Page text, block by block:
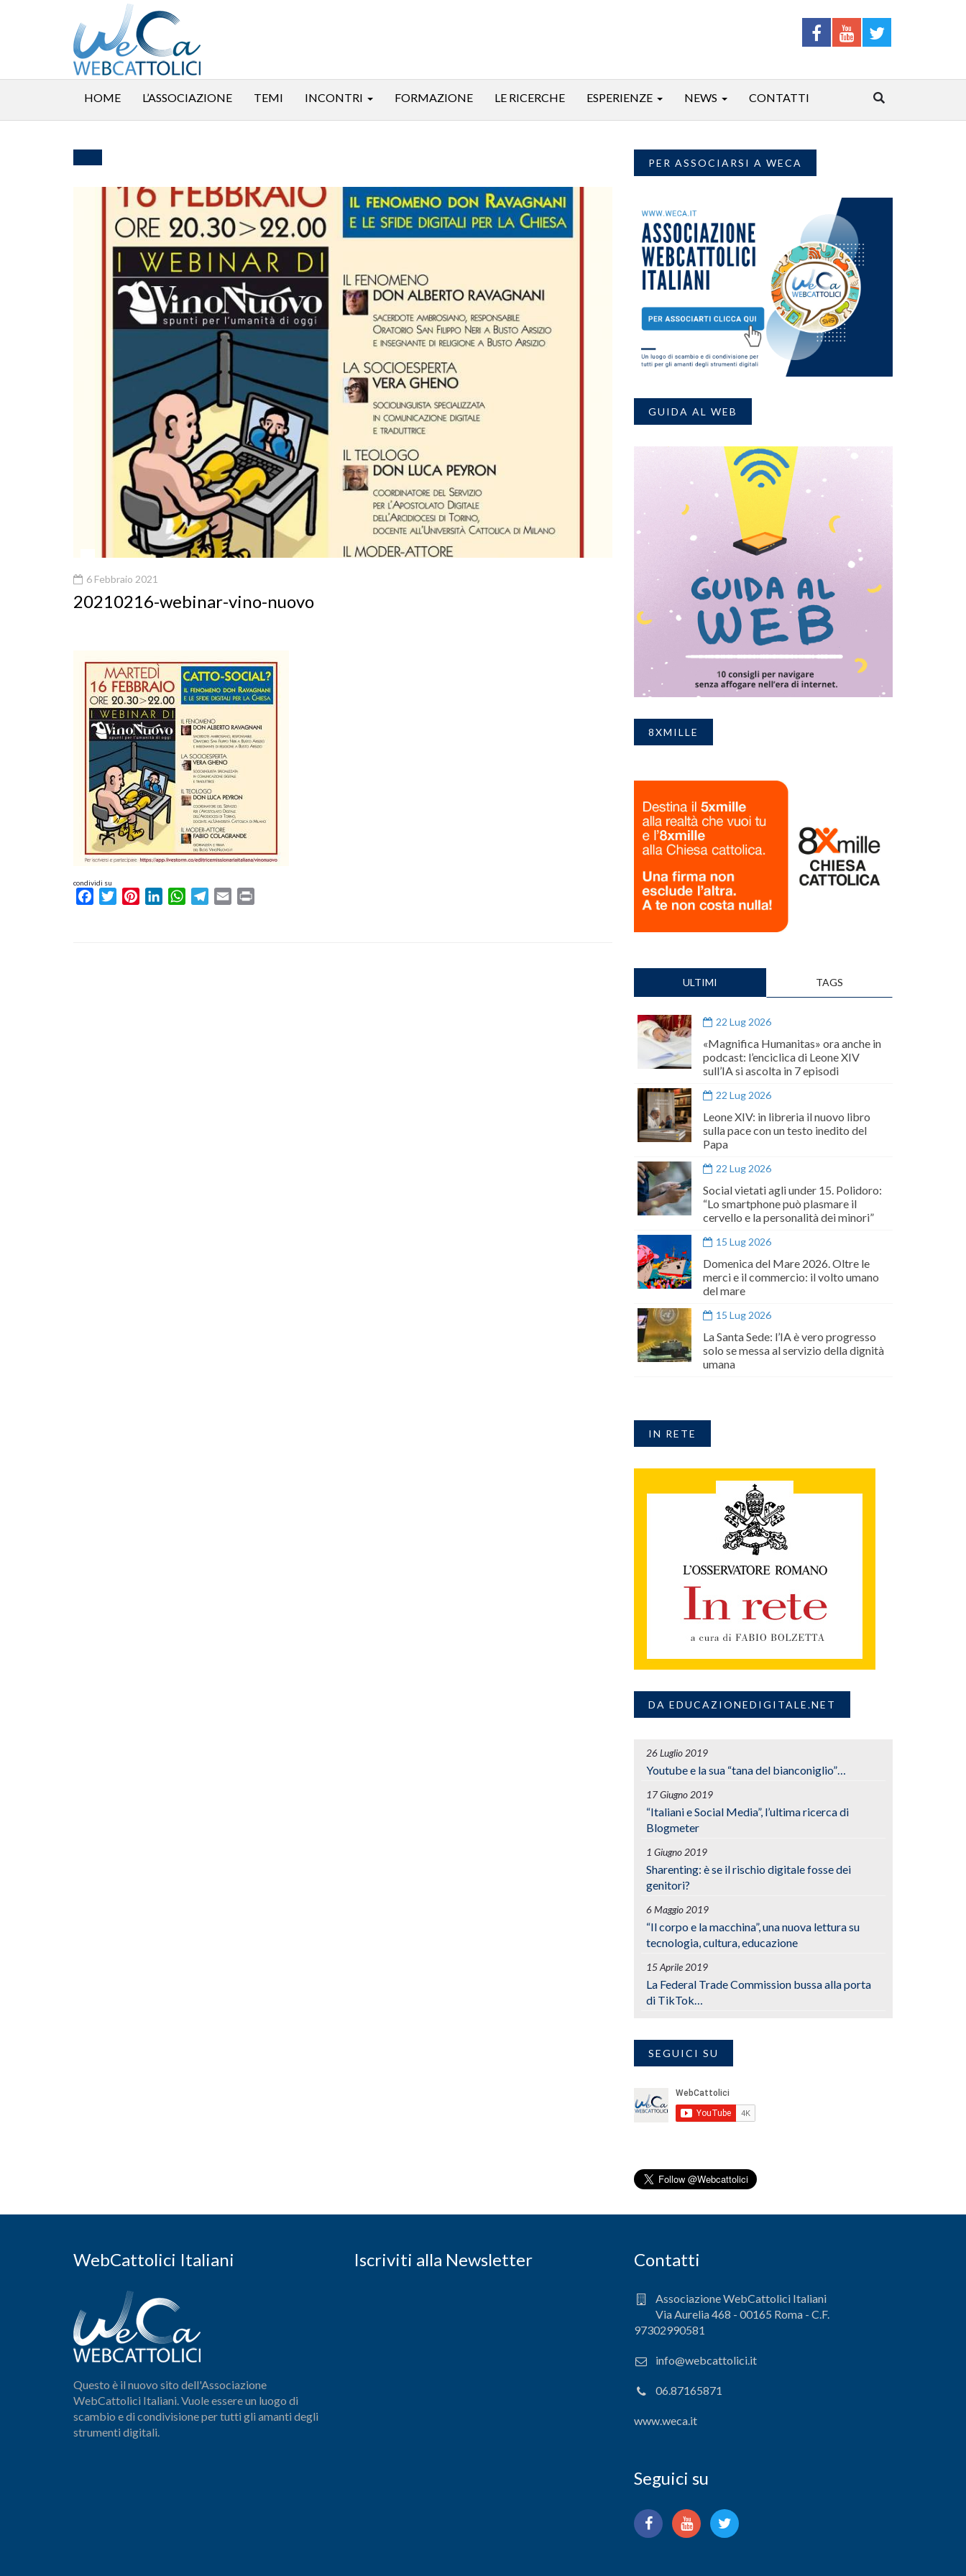
HOME L’ASSOCIAZIONE TEMI INCONTRI FORMAZIONE LE RICERCHE ESPERIENZE NEWS CONTATTI
6 Febbraio 2021
20210216-webinar-vino-nuovo
condividi su
FacebookTwitterPinterestLinkedInWhatsAppTelegram
Email
PER ASSOCIARSI A WECA
GUIDA AL WEB
8XMILLE
ULTIMI TAGS
22 Lug 2026
«Magnifica Humanitas» ora anche in
podcast: l’enciclica di Leone XIV
sull’IA si ascolta in 7 episodi
22 Lug 2026
Leone XIV: in libreria il nuovo libro
sulla pace con un testo inedito del
Papa
22 Lug 2026
Social vietati agli under 15. Polidoro:
“Lo smartphone può plasmare il
cervello e la personalità dei minori”
15 Lug 2026
Domenica del Mare 2026. Oltre le
merci e il commercio: il volto umano
del mare
15 Lug 2026
La Santa Sede: l’IA è vero progresso
solo se messa al servizio della dignità
umana
IN RETE
DA EDUCAZIONEDIGITALE.NET
26 Luglio 2019
Youtube e la sua “tana del bianconiglio”…
17 Giugno 2019
“Italiani e Social Media”, l’ultima ricerca di
Blogmeter
1 Giugno 2019
Sharenting: è se il rischio digitale fosse dei
genitori?
6 Maggio 2019
“Il corpo e la macchina”, una nuova lettura su
tecnologia, cultura, educazione
15 Aprile 2019
La Federal Trade Commission bussa alla porta
di TikTok…
SEGUICI SU
WebCattolici Italiani
Questo è il nuovo sito dell'Associazione
WebCattolici Italiani. Vuole essere un luogo di
scambio e di condivisione per tutti gli amanti degli
strumenti digitali.
Iscriviti alla Newsletter Contatti
Associazione WebCattolici Italiani
Via Aurelia 468 - 00165 Roma - C.F.
97302990581
info@webcattolici.it
06.87165871
www.weca.it
Seguici su